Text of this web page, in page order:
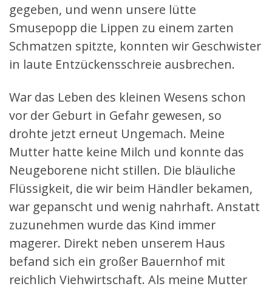
gegeben, und wenn unsere lütte
Smusepopp die Lippen zu einem zarten
Schmatzen spitzte, konnten wir Geschwister
in laute Entzückensschreie ausbrechen.
War das Leben des kleinen Wesens schon
vor der Geburt in Gefahr gewesen, so
drohte jetzt erneut Ungemach. Meine
Mutter hatte keine Milch und konnte das
Neugeborene nicht stillen. Die bläuliche
Flüssigkeit, die wir beim Händler bekamen,
war gepanscht und wenig nahrhaft. Anstatt
zuzunehmen wurde das Kind immer
magerer. Direkt neben unserem Haus
befand sich ein großer Bauernhof mit
reichlich Viehwirtschaft. Als meine Mutter